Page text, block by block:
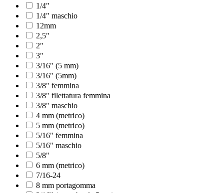
1/4"
1/4" maschio
12mm
2,5"
2"
3"
3/16" (5 mm)
3/16" (5mm)
3/8" femmina
3/8" filettatura femmina
3/8" maschio
4 mm (metrico)
5 mm (metrico)
5/16" femmina
5/16" maschio
5/8"
6 mm (metrico)
7/16-24
8 mm portagomma